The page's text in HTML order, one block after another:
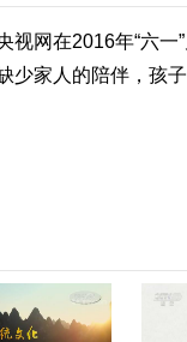
网在2016年“六一
家人的陪伴，孩